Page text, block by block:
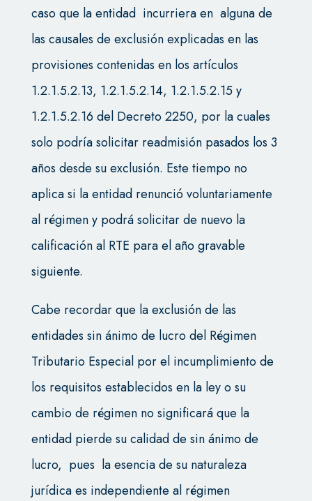
caso que la entidad incurriera en alguna de
las causales de exclusión explicadas en las
provisiones contenidas en los artículos
1.2.1.5.2.13, 1.2.1.5.2.14, 1.2.1.5.2.15 y
1.2.1.5.2.16 del Decreto 2250, por la cuales
solo podría solicitar readmisión pasados los 3
años desde su exclusión. Este tiempo no
aplica si la entidad renunció voluntariamente
al régimen y podrá solicitar de nuevo la
calificación al RTE para el año gravable
siguiente.
Cabe recordar que la exclusión de las
entidades sin ánimo de lucro del Régimen
Tributario Especial por el incumplimiento de
los requisitos establecidos en la ley o su
cambio de régimen no significará que la
entidad pierde su calidad de sin ánimo de
lucro, pues la esencia de su naturaleza
jurídica es independiente al régimen